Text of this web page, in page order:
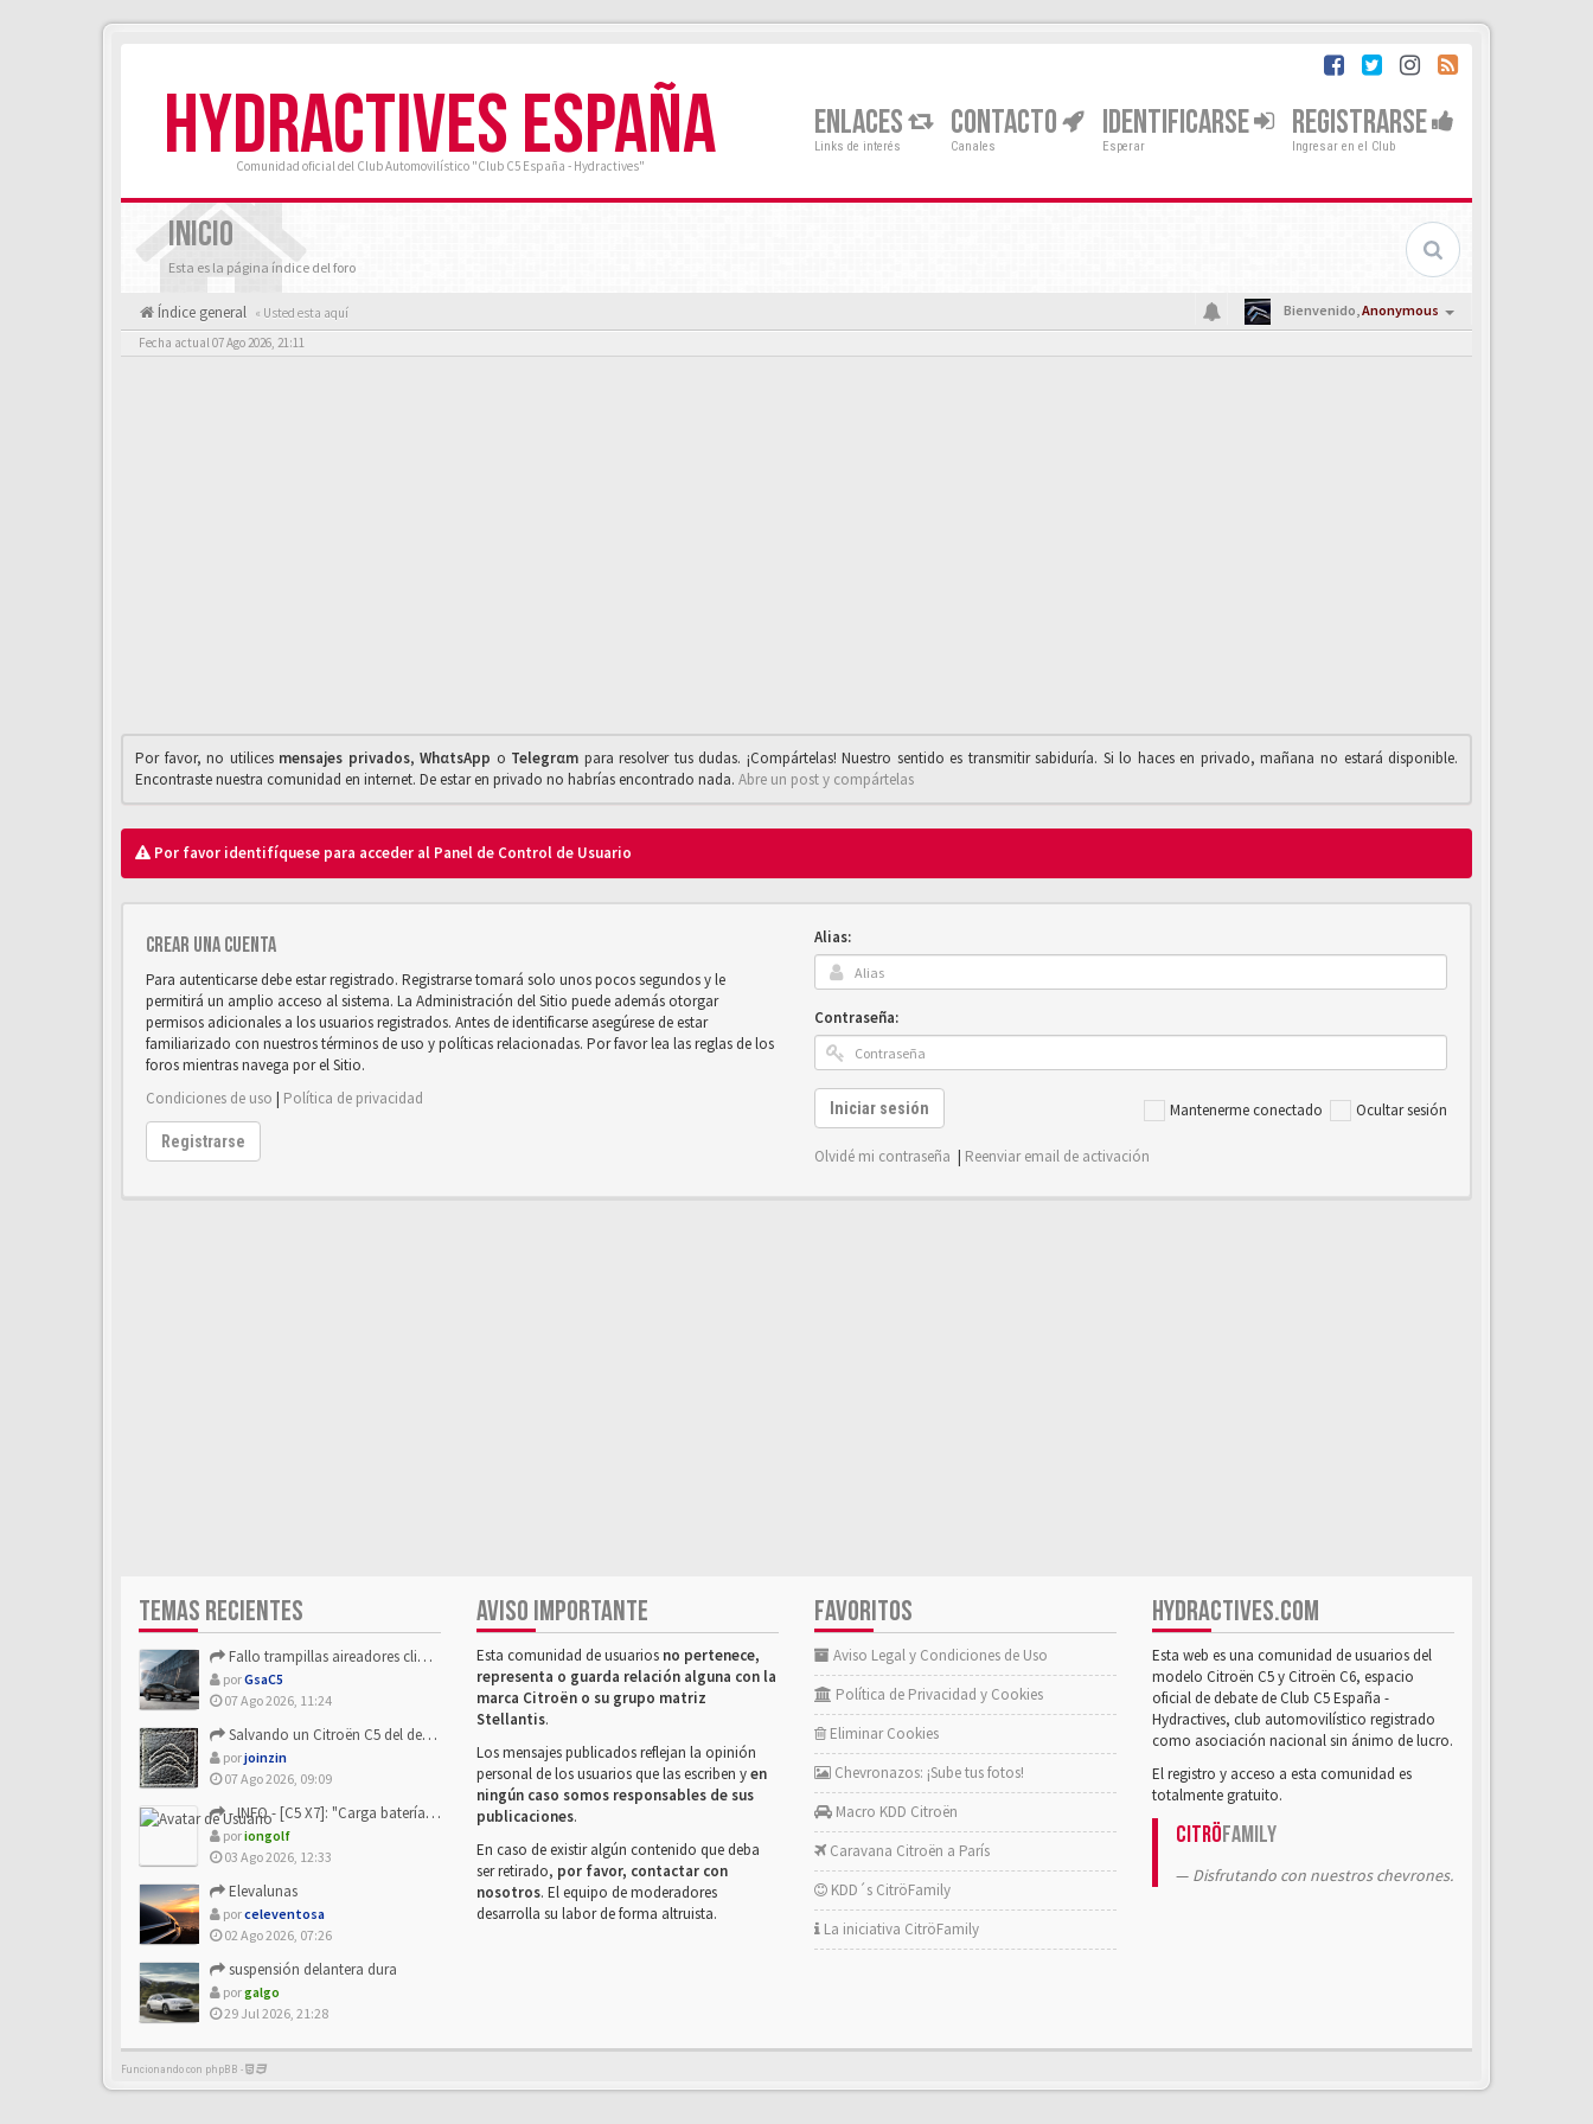
HYDRACTIVES ESPAÑA
Comunidad oficial del Club Automovilístico "Club C5 España - Hydractives"
ENLACES
Links de interés
CONTACTO
Canales
IDENTIFICARSE
Esperar
REGISTRARSE
Ingresar en el Club
INICIO
Esta es la página índice del foro
Índice general « Usted esta aquí Bienvenido,Anonymous
Fecha actual 07 Ago 2026, 21:11
Por favor, no utilices mensajes privados,WhαtsApp o Telegrαm para resolver tus dudas. ¡Compártelas! Nuestro sentido es transmitir sabiduría. Si lo haces en privado, mañana no estará disponible.
Encontraste nuestra comunidad en internet. De estar en privado no habrías encontrado nada. Abre un post y compártelas
Por favor identifíquese para acceder al Panel de Control de Usuario
Crear una cuenta
Para autenticarse debe estar registrado. Registrarse tomará solo unos pocos segundos y le
permitirá un amplio acceso al sistema. La Administración del Sitio puede además otorgar
permisos adicionales a los usuarios registrados. Antes de identificarse asegúrese de estar
familiarizado con nuestros términos de uso y políticas relacionadas. Por favor lea las reglas de los
foros mientras navega por el Sitio.
Condiciones de uso | Política de privacidad
Registrarse
Alias:
Contraseña:
Mantenerme conectado Ocultar sesión
Iniciar sesión
Olvidé mi contraseña | Reenviar email de activación
TEMAS RECIENTES
Fallo trampillas aireadores climatizador
porGsaC5
07 Ago 2026, 11:24
Salvando un Citroën C5 del desguace: Presentación y seguimiento
porjoinzin
07 Ago 2026, 09:09
- INFO - [C5 X7]: "Carga batería o alimentación eléctri...
poriongolf
03 Ago 2026, 12:33
Elevalunas
porceleventosa
02 Ago 2026, 07:26
suspensión delantera dura
porgalgo
29 Jul 2026, 21:28
AVISO IMPORTANTE
Esta comunidad de usuarios no pertenece,
representa o guarda relación alguna con la
marca Citroën o su grupo matriz
Stellantis.
Los mensajes publicados reflejan la opinión
personal de los usuarios que las escriben yen
ningún caso somos responsables de sus
publicaciones.
En caso de existir algún contenido que deba
ser retirado, por favor, contactar con
nosotros. El equipo de moderadores
desarrolla su labor de forma altruista.
FAVORITOS
Aviso Legal y Condiciones de Uso
Política de Privacidad y Cookies
Eliminar Cookies
Chevronazos: ¡Sube tus fotos!
Macro KDD Citroën
Caravana Citroën a París
KDD´s CitröFamily
La iniciativa CitröFamily
HYDRACTIVES.COM
Esta web es una comunidad de usuarios del
modelo Citroën C5 y Citroën C6, espacio
oficial de debate de Club C5 España -
Hydractives, club automovilístico registrado
como asociación nacional sin ánimo de lucro.
El registro y acceso a esta comunidad es
totalmente gratuito.
CitröFamily
Disfrutando con nuestros chevrones.
Funcionando con phpBB -